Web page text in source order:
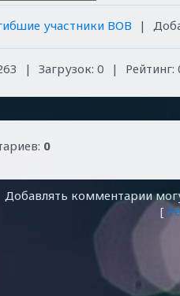
участники ВОВ |
| Загрузок: 0 | Рейтинг:
: 0
Добавлять комментарии
[